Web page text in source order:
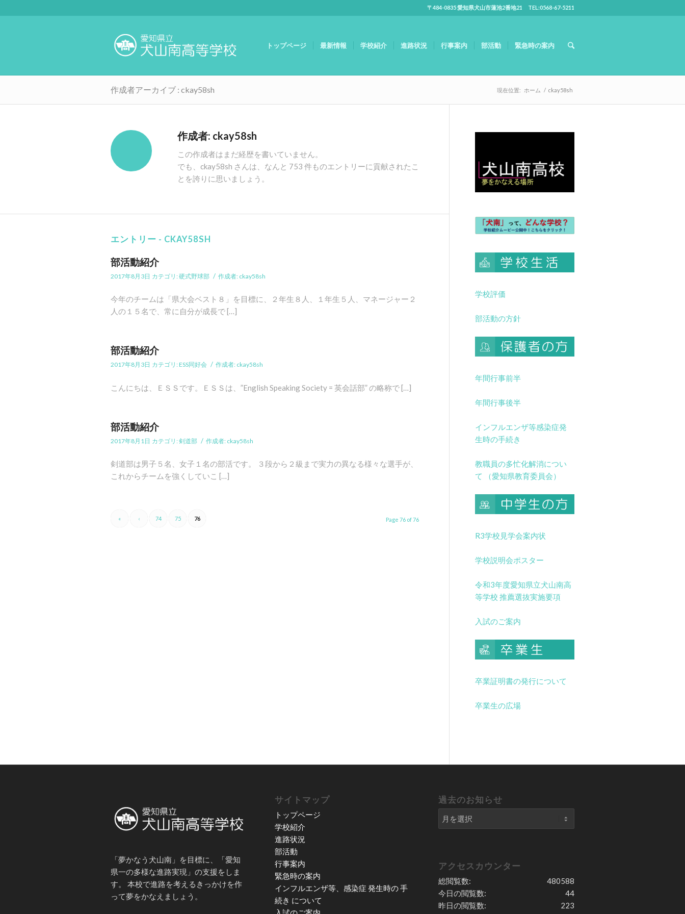
〒484-0835 愛知県犬山市蓮池2番地21 TEL:0568-67-5211
トップページ 最新情報 学校紹介 進路状況 行事案内 部活動 緊急時の案内
作成者アーカイブ : ckay58sh 現在位置: ホーム / ckay58sh
作成者: ckay58sh
この作成者はまだ経歴を書いていません。
でも、 ckay58sh さんは、なんと 753 件ものエントリーに貢献されたこ
とを誇りに思いましょう。
エントリー - CKAY58SH
部活動紹介
2017年8月3日 カテゴリ:硬式野球部 / 作成者: ckay58sh
今年のチームは「県大会ベスト８」を目標に、２年生８人、１年生５人、マネージャー２
人の１５名で、常に自分が成長で […]
部活動紹介
2017年8月3日 カテゴリ:ESS同好会 / 作成者: ckay58sh
こんにちは、ＥＳＳです。ＥＳＳは、”English Speaking Society = 英会話部” の略称で […]
部活動紹介
2017年8月1日 カテゴリ:剣道部 / 作成者: ckay58sh
剣道部は男子５名、女子１名の部活です。 ３段から２級まで実力の異なる様々な選手が、
これからチームを強くしていこ […]
Page 76 of 76
« ‹ 74 75 76
学校評価
部活動の方針
年間行事前半
年間行事後半
インフルエンザ等感染症発
生時の手続き
教職員の多忙化解消につい
て （愛知県教育委員会）
R3学校見学会案内状
学校説明会ポスター
令和3年度愛知県立犬山南高
等学校 推薦選抜実施要項
入試のご案内
卒業証明書の発行について
卒業生の広場
「夢かなう犬山南」を目標に、「愛知
県一の多様な進路実現」の支援をしま
す。 本校で進路を考えるきっかけを作
って夢をかなえましょう。
サイトマップ
トップページ
学校紹介
進路状況
部活動
行事案内
緊急時の案内
インフルエンザ等、感染症 発生時の 手
続き について
過去のお知らせ
アクセスカウンター
480588
総閲覧数:
44
今日の閲覧数:
223
昨日の閲覧数: